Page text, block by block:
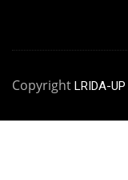
Copyright LRIDA-UP